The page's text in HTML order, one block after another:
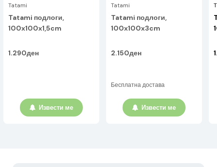
Tatami
Tatami подлоги,
100x100x1,5cm
1.290ден
Извести ме
Tatami
Tatami подлоги,
100x100x3cm
2.150ден
Бесплатна достава
Извести ме